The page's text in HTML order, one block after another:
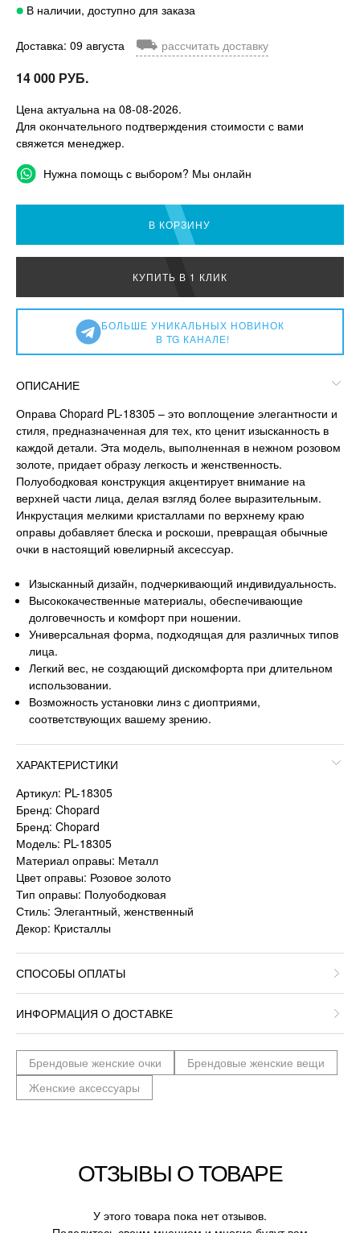
В наличии, доступно для заказа
Доставка: 09 августа ⛟ рассчитать доставку
14 000 РУБ.
Цена актуальна на 08-08-2026.
Для окончательного подтверждения стоимости с вами
свяжется менеджер.
Нужна помощь с выбором? Мы онлайн
В КОРЗИНУ
КУПИТЬ В 1 КЛИК
БОЛЬШЕ УНИКАЛЬНЫХ НОВИНОК
В TG КАНАЛЕ!
ОПИСАНИЕ
Оправа Chopard PL-18305 – это воплощение элегантности и
стиля, предназначенная для тех, кто ценит изысканность в
каждой детали. Эта модель, выполненная в нежном розовом
золоте, придает образу легкость и женственность.
Полуободковая конструкция акцентирует внимание на
верхней части лица, делая взгляд более выразительным.
Инкрустация мелкими кристаллами по верхнему краю
оправы добавляет блеска и роскоши, превращая обычные
очки в настоящий ювелирный аксессуар.
Изысканный дизайн, подчеркивающий индивидуальность.
Высококачественные материалы, обеспечивающие
долговечность и комфорт при ношении.
Универсальная форма, подходящая для различных типов
лица.
Легкий вес, не создающий дискомфорта при длительном
использовании.
Возможность установки линз с диоптриями,
соответствующих вашему зрению.
ХАРАКТЕРИСТИКИ
Артикул: PL-18305
Бренд: Chopard
Бренд: Chopard
Модель: PL-18305
Материал оправы: Металл
Цвет оправы: Розовое золото
Тип оправы: Полуободковая
Стиль: Элегантный, женственный
Декор: Кристаллы
СПОСОБЫ ОПЛАТЫ
ИНФОРМАЦИЯ О ДОСТАВКЕ
Брендовые женские очки
Брендовые женские вещи
Женские аксессуары
ОТЗЫВЫ О ТОВАРЕ
У этого товара пока нет отзывов.